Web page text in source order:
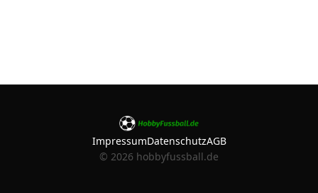
ImpressumDatenschutzAGB
© 2026 hobbyfussball.de